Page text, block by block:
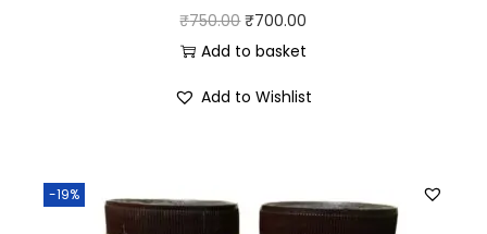
₹750.00 ₹700.00
Add to basket
Add to Wishlist
-19%